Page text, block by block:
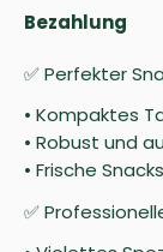
Bezahlung
✅ Perfekter
• Kompaktes
• Robust und
• Frische
✅